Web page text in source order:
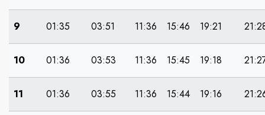
9 01:35 03:51 11:36 15:46 19:21
10 01:36 03:53 11:36 15:45 19:18
11 01:36 03:55 11:36 15:44 19:16